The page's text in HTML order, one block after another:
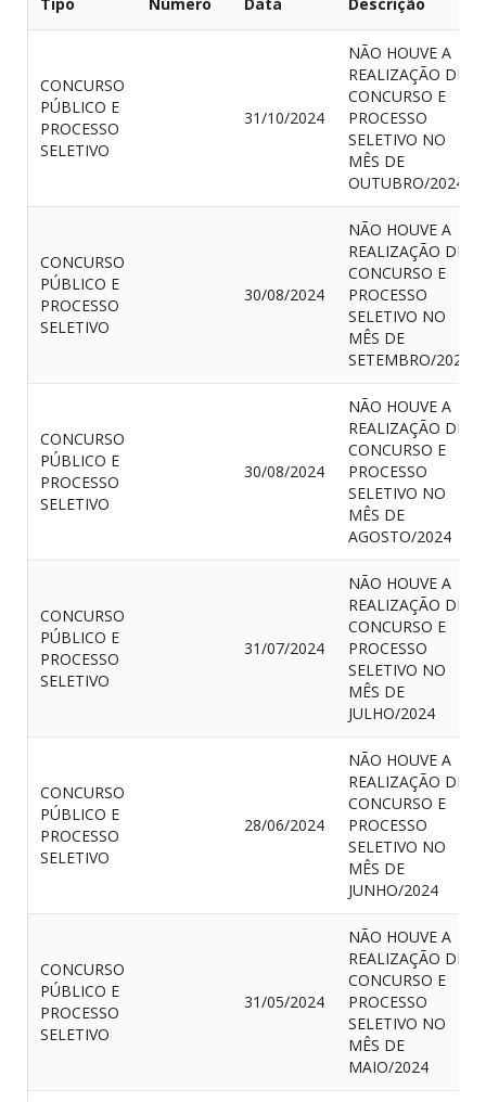
CONCURSO
PÚBLICO E
PROCESSO
SELETIVO
31/10/2024
NÃO HOUVE A
REALIZAÇÃO DE
CONCURSO E
PROCESSO
SELETIVO NO
MÊS DE
OUTUBRO/2024
CONCURSO
PÚBLICO E
PROCESSO
SELETIVO
30/08/2024
NÃO HOUVE A
REALIZAÇÃO DE
CONCURSO E
PROCESSO
SELETIVO NO
MÊS DE
SETEMBRO/2024
CONCURSO
PÚBLICO E
PROCESSO
SELETIVO
30/08/2024
NÃO HOUVE A
REALIZAÇÃO DE
CONCURSO E
PROCESSO
SELETIVO NO
MÊS DE
AGOSTO/2024
CONCURSO
PÚBLICO E
PROCESSO
SELETIVO
31/07/2024
NÃO HOUVE A
REALIZAÇÃO DE
CONCURSO E
PROCESSO
SELETIVO NO
MÊS DE
JULHO/2024
CONCURSO
PÚBLICO E
PROCESSO
SELETIVO
28/06/2024
NÃO HOUVE A
REALIZAÇÃO DE
CONCURSO E
PROCESSO
SELETIVO NO
MÊS DE
JUNHO/2024
CONCURSO
PÚBLICO E
PROCESSO
SELETIVO
31/05/2024
NÃO HOUVE A
REALIZAÇÃO DE
CONCURSO E
PROCESSO
SELETIVO NO
MÊS DE
MAIO/2024